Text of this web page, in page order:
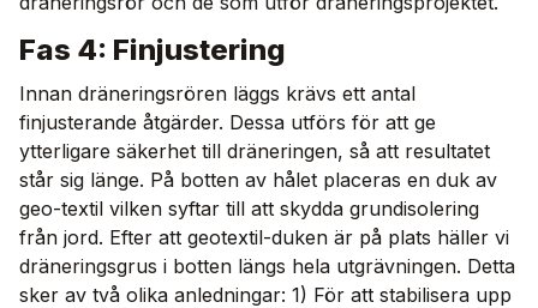
Fas 4: Finjustering
Innan dräneringsrören läggs krävs ett antal
finjusterande åtgärder. Dessa utförs för att ge
ytterligare säkerhet till dräneringen, så att resultatet
står sig länge. På botten av hålet placeras en duk av
geo-textil vilken syftar till att skydda grundisolering
från jord. Efter att geotextil-duken är på plats häller vi
dräneringsgrus i botten längs hela utgrävningen. Detta
sker av två olika anledningar: 1) För att stabilisera upp